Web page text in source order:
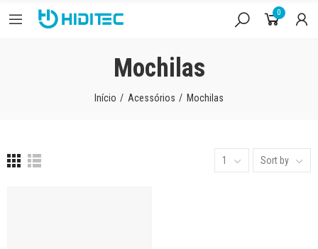
0
Mochilas
Início Acessórios Mochilas
1 Sort by